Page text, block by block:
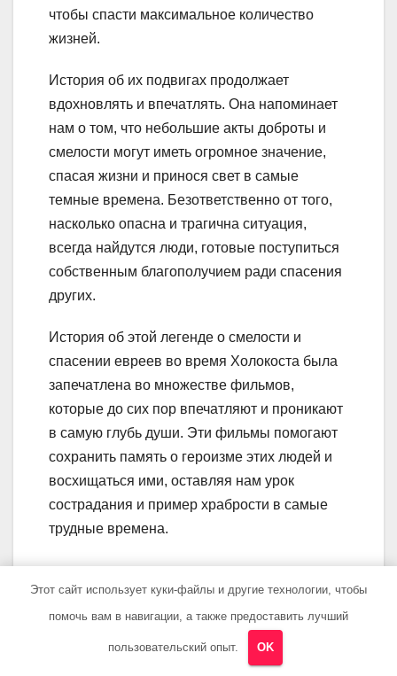
чтобы спасти максимальное количество
жизней.
История об их подвигах продолжает
вдохновлять и впечатлять. Она напоминает
нам о том, что небольшие акты доброты и
смелости могут иметь огромное значение,
спасая жизни и принося свет в самые
темные времена. Безответственно от того,
насколько опасна и трагична ситуация,
всегда найдутся люди, готовые поступиться
собственным благополучием ради спасения
других.
История об этой легенде о смелости и
спасении евреев во время Холокоста была
запечатлена во множестве фильмов,
которые до сих пор впечатляют и проникают
в самую глубь души. Эти фильмы помогают
сохранить память о героизме этих людей и
восхищаться ими, оставляя нам урок
сострадания и пример храбрости в самые
трудные времена.
Вопрос-ответ:
Какие фильмы о
биографиях стоит
Этот сайт использует куки-файлы и другие технологии, чтобы
помочь вам в навигации, а также предоставить лучший
пользовательский опыт. OK